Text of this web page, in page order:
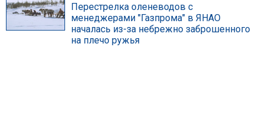
Перестрелка оленеводов с
менеджерами "Газпрома" в ЯНАО
началась из-за небрежно заброшенного
на плечо ружья